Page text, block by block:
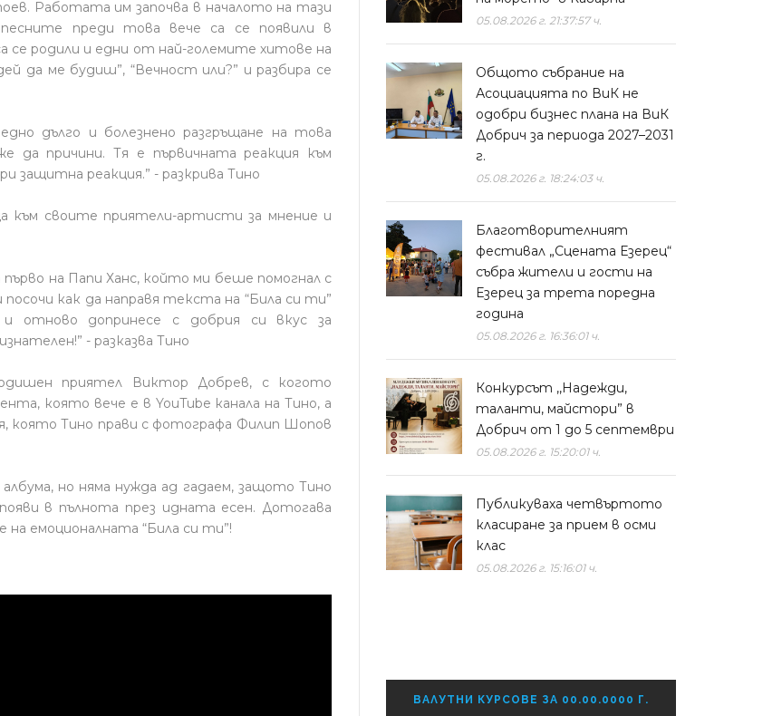
Работата им започва в началото на тази
преди това вече са се появили в
се родили и едни от най-големите хитове на
да ме будиш”, “Вечност или?” и разбира се
дълго и болезнено разгръщане на това
да причини. Тя е първичната реакция към
защитна реакция.” - разкрива Тино
към своите приятели-артисти за мнение и
на Папи Ханс, който ми беше помогнал с
посочи как да направя текста на “Била си ти”
отново допринесе с добрия си вкус за
- разказва Тино
приятел Виктор Добрев, с когото
която вече е в YouTube канала на Тино, а
която Тино прави с фотографа Филип Шопов
но няма нужда ад гадаем, защото Тино
в пълнота през идната есен. Дотогава
на емоционалната “Била си ти”!
05.08.2026 г. 21:37:57 ч.
Общото събрание на
Асоциацията по ВиК не
одобри бизнес плана на ВиК
Добрич за периода 2027–2031
г.
05.08.2026 г. 18:24:03 ч.
Благотворителният
фестивал „Сцената Езерец“
събра жители и гости на
Езерец за трета поредна
година
05.08.2026 г. 16:36:01 ч.
Конкурсът ,,Надежди,
таланти, майстори” в
Добрич от 1 до 5 септември
05.08.2026 г. 15:20:01 ч.
Публикуваха четвъртото
класиране за прием в осми
клас
05.08.2026 г. 15:16:01 ч.
ВАЛУТНИ КУРСОВЕ ЗА 00.00.0000 Г.